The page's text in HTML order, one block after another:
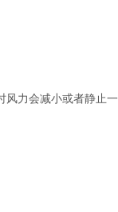
力会减小或者静止